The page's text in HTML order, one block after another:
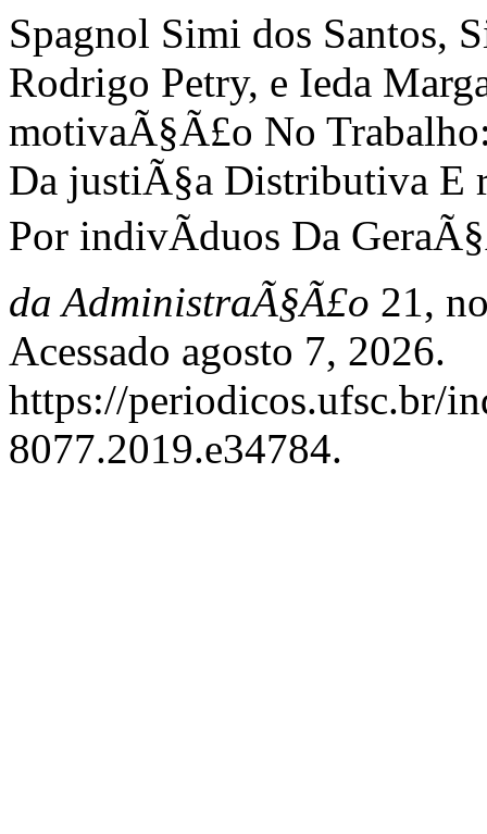
Spagnol Simi dos Santos,
Rodrigo Petry, e Ieda
motivaÃ§Ã£o No
Da justiÃ§a Distributiva E
Por indivÃ­duos Da
da AdministraÃ§Ã£o 21,
Acessado agosto 7, 2026.
https://periodicos.ufsc.br/
8077.2019.e34784.